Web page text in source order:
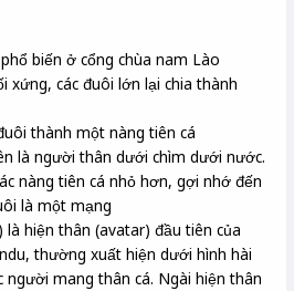
biến ở cổng chùa nam Lào
xứng, các đuôi lớn lại chia thành
thành một nàng tiên cá
là người thân dưới chìm dưới nước.
nàng tiên cá nhỏ hơn, gợi nhớ đến
là một mạng
là hiện thân (avatar) đầu tiên của
thường xuất hiện dưới hình hài
người mang thân cá. Ngài hiện thân